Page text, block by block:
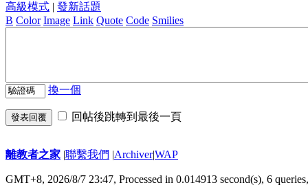
高級模式 | 發新話題
B Color Image Link Quote Code Smilies
換一個
發表回覆 回帖後跳轉到最後一頁
離教者之家 |聯繫我們 |Archiver|WAP
GMT+8, 2026/8/7 23:47, Processed in 0.014913 second(s), 6